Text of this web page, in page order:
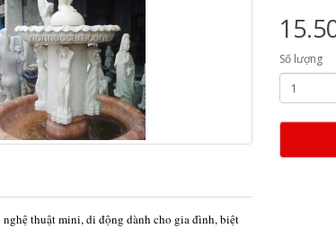
nghệ thuật mini, di động dành cho gia đình, biệt
Số lượng